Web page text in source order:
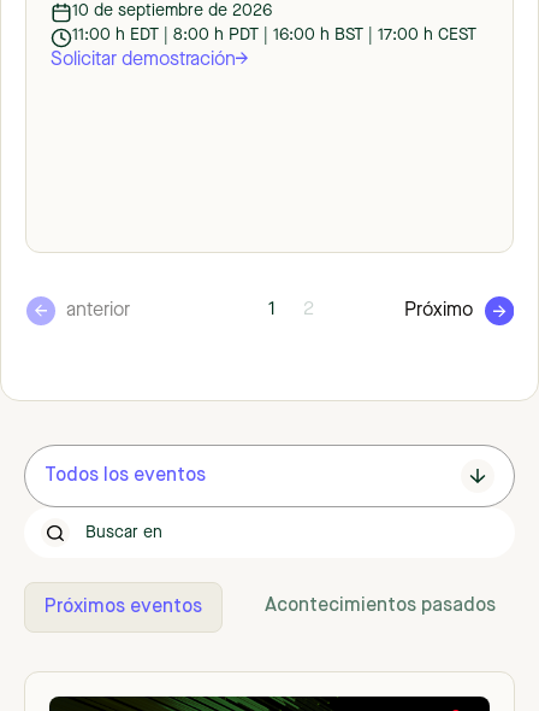
10 de septiembre de 2026
11:00 h EDT | 8:00 h PDT | 16:00 h BST | 17:00 h CEST
Solicitar demostración
anterior Próximo
1 2
Todos los eventos
Todos
En persona
En línea
A la carta
Próximos eventos Acontecimientos pasados